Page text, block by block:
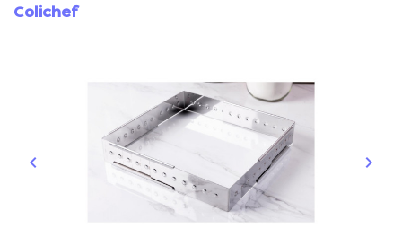
Colichef
Précédent
keyboard_arrow_left keyboard_arrow_right